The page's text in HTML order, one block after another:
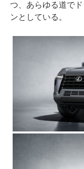
つ、あらゆる道で
ンとしている。